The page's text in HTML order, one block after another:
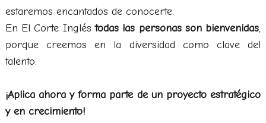
estaremos encantados de conocerte.
En El Corte Inglés todas las personas son bienvenidas,
porque creemos en la diversidad como clave del
talento.
¡Aplica ahora y forma parte de un proyecto estratégico
y en crecimiento!